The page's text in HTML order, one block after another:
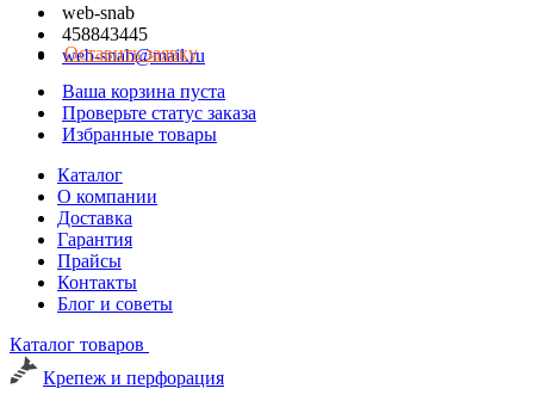
web-snab
458843445
web-snab@mail.ru
Оставить заявку
Ваша корзина пуста
Проверьте статус заказа
Избранные товары
Каталог
О компании
Доставка
Гарантия
Прайсы
Контакты
Блог и советы
Каталог товаров
Крепеж и перфорация